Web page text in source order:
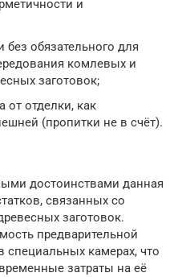
и
обязательного для
комлевых и
заготовок;
от отделки, как
(пропитки не в счёт).
достоинствами данная
связанных со
заготовок.
предварительной
специальных камерах, что
затраты на её